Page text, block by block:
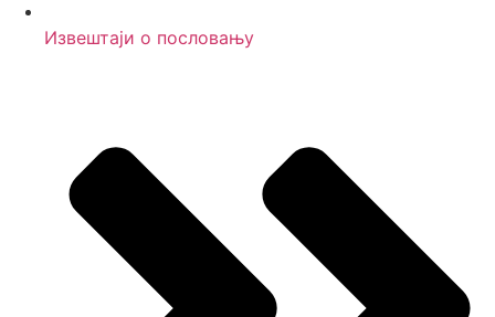
Извештаји о пословању